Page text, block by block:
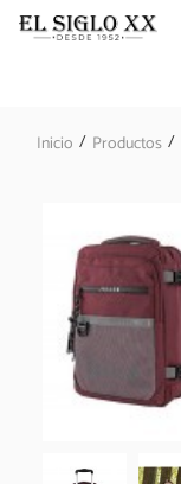
Inicio / Productos /